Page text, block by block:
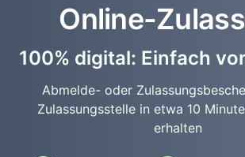
Online-
100% digital: Einfach
Abmelde- oder
Zulassungsstelle in etwa 10
erhalten